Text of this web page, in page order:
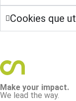
Cookies que
Make your impact.
We lead the way.